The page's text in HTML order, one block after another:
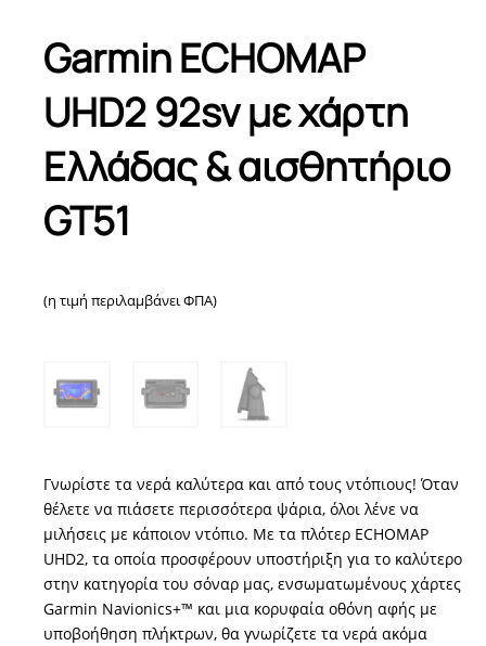
Garmin ECHOMAP
UHD2 92sv με χάρτη
Ελλάδας & αισθητήριο
GT51
(η τιμή περιλαμβάνει ΦΠΑ)
Γνωρίστε τα νερά καλύτερα και από τους ντόπιους! Όταν
θέλετε να πιάσετε περισσότερα ψάρια, όλοι λένε να
μιλήσεις με κάποιον ντόπιο. Με τα πλότερ ECHOMAP
UHD2, τα οποία προσφέρουν υποστήριξη για το καλύτερο
στην κατηγορία του σόναρ μας, ενσωματωμένους χάρτες
Garmin Navionics+™ και μια κορυφαία οθόνη αφής με
υποβοήθηση πλήκτρων, θα γνωρίζετε τα νερά ακόμα